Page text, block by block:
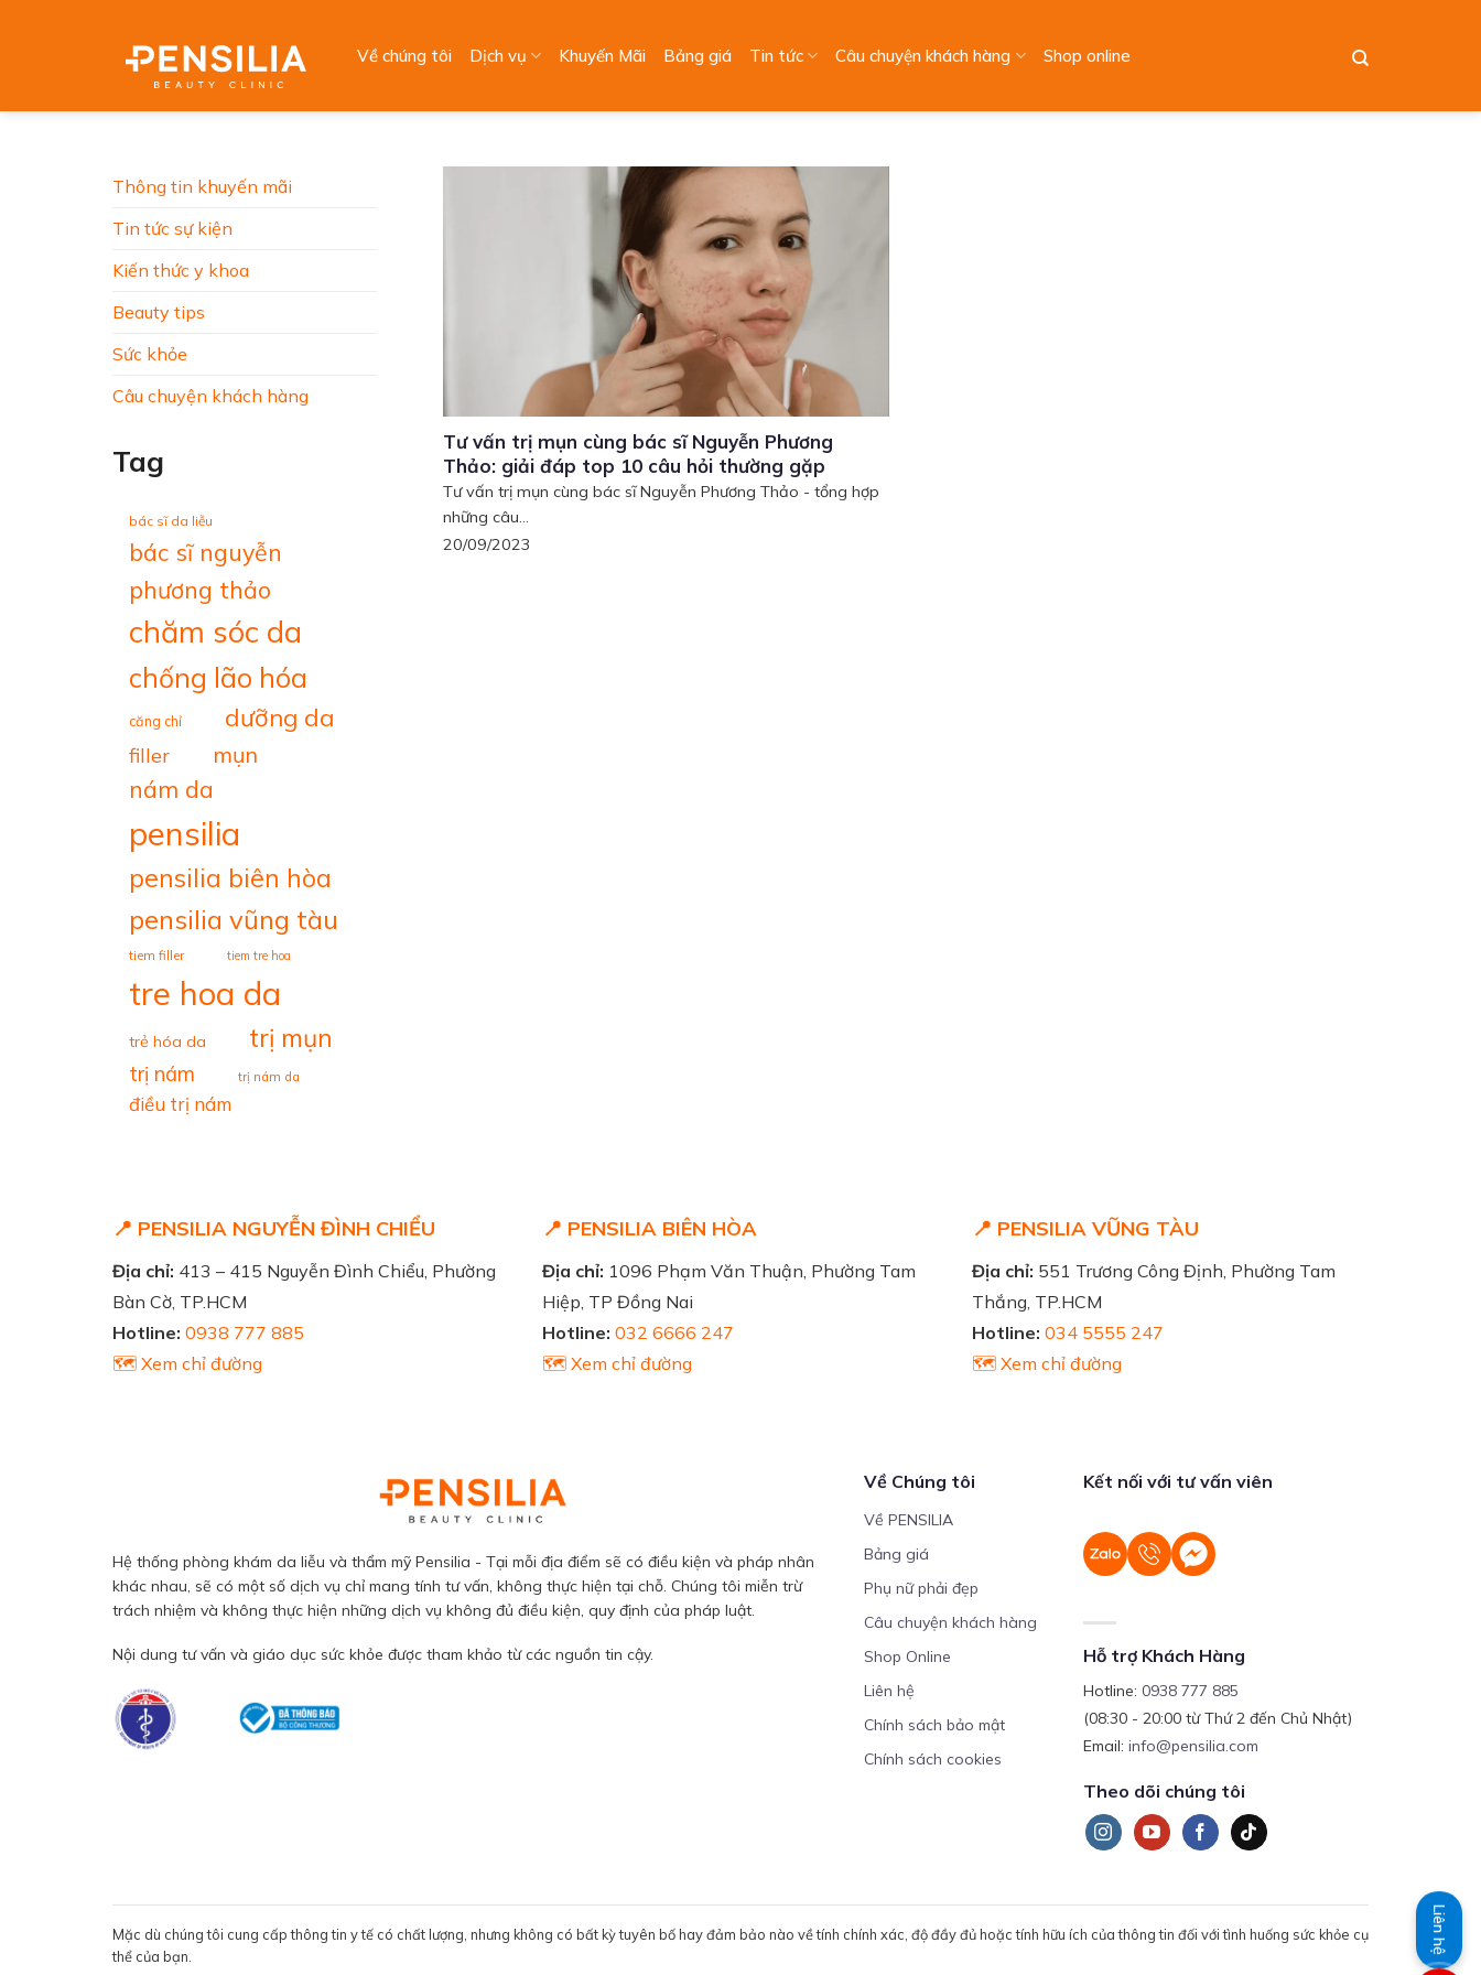
Về chúng tôi Dịch vụ Khuyến Mãi Bảng giá Tin tức Câu chuyện khách hàng Shop online
Thông tin khuyến mãi
Tin tức sự kiện
Kiến thức y khoa
Beauty tips
Sức khỏe
Câu chuyện khách hàng
Tag
bác sĩ da liễu
bác sĩ nguyễn
phương thảo
chăm sóc da
chống lão hóa
căng chỉ dưỡng da
filler mụn
nám da
pensilia
pensilia biên hòa
pensilia vũng tàu
tiem filler tiem tre hoa
tre hoa da
trẻ hóa da trị mụn
trị nám trị nám da
điều trị nám
Tư vấn trị mụn cùng bác sĩ Nguyễn Phương
Thảo: giải đáp top 10 câu hỏi thường gặp
Tư vấn trị mụn cùng bác sĩ Nguyễn Phương Thảo - tổng hợp
những câu...
20/09/2023
📍 PENSILIA NGUYỄN ĐÌNH CHIỂU
Địa chỉ: 413 – 415 Nguyễn Đình Chiểu, Phường
Bàn Cờ, TP.HCM
Hotline: 0938 777 885
🗺️ Xem chỉ đường
📍 PENSILIA BIÊN HÒA
Địa chỉ: 1096 Phạm Văn Thuận, Phường Tam
Hiệp, TP Đồng Nai
Hotline: 032 6666 247
🗺️ Xem chỉ đường
📍 PENSILIA VŨNG TÀU
Địa chỉ: 551 Trương Công Định, Phường Tam
Thắng, TP.HCM
Hotline: 034 5555 247
🗺️ Xem chỉ đường
Hệ thống phòng khám da liễu và thẩm mỹ Pensilia - Tại mỗi địa điểm sẽ có điều kiện và pháp nhân
khác nhau, sẽ có một số dịch vụ chỉ mang tính tư vấn, không thực hiện tại chỗ. Chúng tôi miễn trừ
trách nhiệm và không thực hiện những dịch vụ không đủ điều kiện, quy định của pháp luật.
Nội dung tư vấn và giáo dục sức khỏe được tham khảo từ các nguồn tin cậy.
Về Chúng tôi
Về PENSILIA
Bảng giá
Phụ nữ phải đẹp
Câu chuyện khách hàng
Shop Online
Liên hệ
Chính sách bảo mật
Chính sách cookies
Kết nối với tư vấn viên
Hỗ trợ Khách Hàng
Hotline:0938 777 885
(08:30 - 20:00 từ Thứ 2 đến Chủ Nhật)
Email:info@pensilia.com
Theo dõi chúng tôi
Mặc dù chúng tôi cung cấp thông tin y tế có chất lượng, nhưng không có bất kỳ tuyên bố hay đảm bảo nào về tính chính xác, độ đầy đủ hoặc tính hữu ích của thông tin đối với tình huống sức khỏe cụ
thể của bạn.
Liên hệ